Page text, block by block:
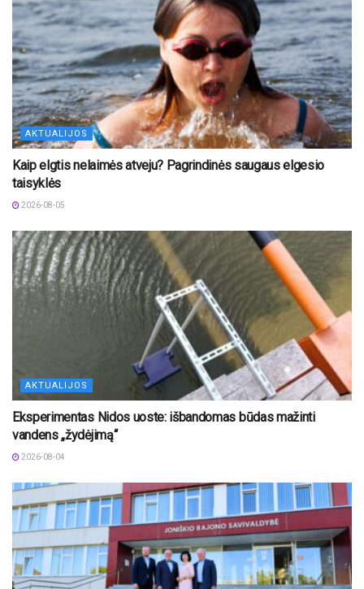
AKTUALIJOS
Kaip elgtis nelaimės atveju? Pagrindinės saugaus elgesio
taisyklės
2026-08-05
AKTUALIJOS
Eksperimentas Nidos uoste: išbandomas būdas mažinti
vandens „žydėjimą“
2026-08-04